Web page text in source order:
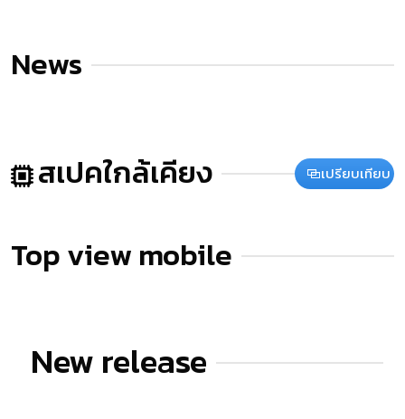
News
สเปคใกล้เคียง เปรียบเทียบ
Top view mobile
New release